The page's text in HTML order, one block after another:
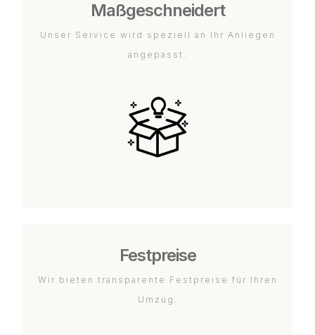
Maßgeschneidert
Unser Service wird speziell an Ihr Anliegen
angepasst.
Festpreise
Wir bieten transparente Festpreise für Ihren
Umzug.